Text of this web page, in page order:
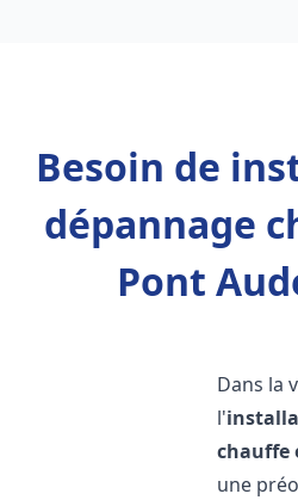
Besoin de
dépannage
Pont
Dans la
l'
chauffe
une